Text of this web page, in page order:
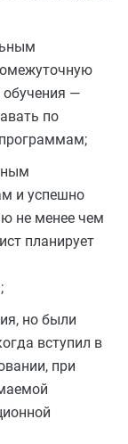
обучения —
по
и успешно
не менее чем
планирует
но были
вступил в
при